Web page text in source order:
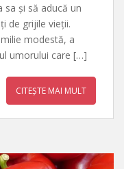
sa și să aducă un
de grijile vieții.
modestă, a
umorului care […]
CITEȘTE MAI MULT